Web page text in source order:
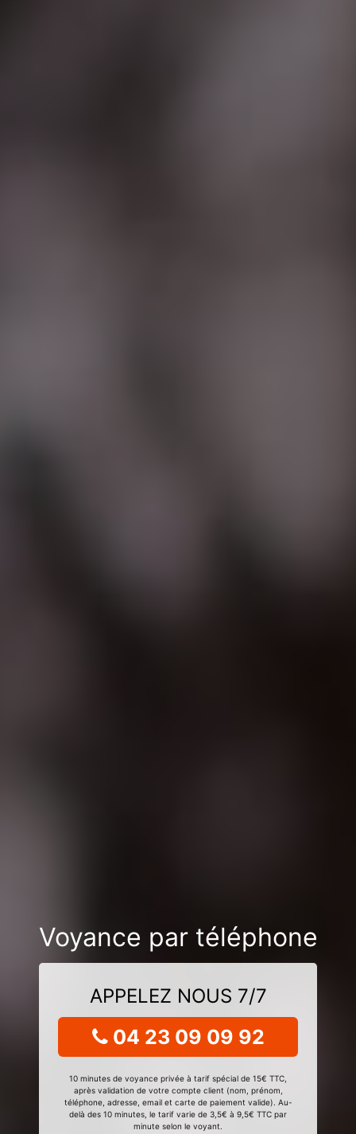
Voyance par téléphone
APPELEZ NOUS 7/7
04 23 09 09 92
10 minutes de voyance privée à tarif spécial de 15€ TTC,
après validation de votre compte client (nom, prénom,
téléphone, adresse, email et carte de paiement valide). Au-
delà des 10 minutes, le tarif varie de 3,5€ à 9,5€ TTC par
minute selon le voyant.